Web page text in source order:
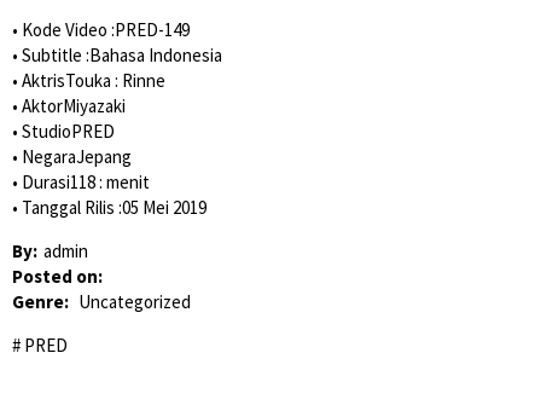
• Kode Video :PRED-149
• Subtitle :Bahasa Indonesia
• AktrisTouka : Rinne
• AktorMiyazaki
• StudioPRED
• NegaraJepang
• Durasi118 : menit
• Tanggal Rilis :05 Mei 2019
By: admin
Posted on:
Genre: Uncategorized
PRED